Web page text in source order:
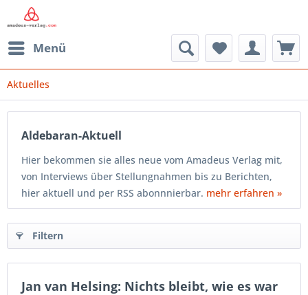
Menü
Aktuelles
Aldebaran-Aktuell
Hier bekommen sie alles neue vom Amadeus Verlag mit,
von Interviews über Stellungnahmen bis zu Berichten,
hier aktuell und per RSS abonnnierbar. mehr erfahren »
Filtern
Jan van Helsing: Nichts bleibt, wie es war